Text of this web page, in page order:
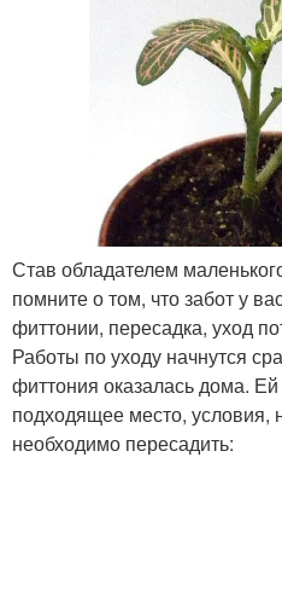
Став обладателем
помните о том, что забот у
фиттонии, пересадка, уход
Работы по уходу начнутся
фиттония оказалась дома.
подходящее место, условия,
необходимо пересадить: